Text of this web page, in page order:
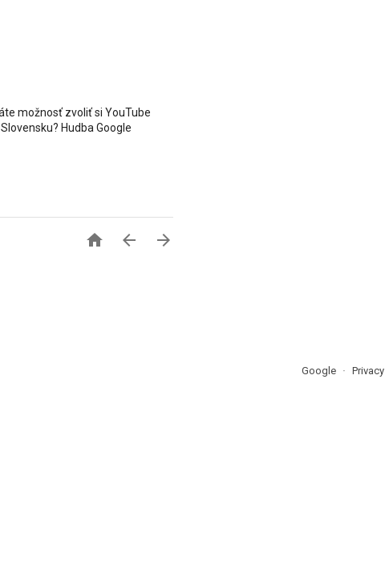
možnosť zvoliť si YouTube
Hudba Google
  
Google Privacy